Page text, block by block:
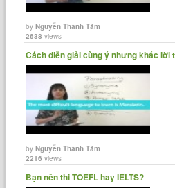
byNguyễn Thành Tâm
2638 views
Cách diễn giải cùng ý nhưng khác lời
byNguyễn Thành Tâm
2216 views
Bạn nên thi TOEFL hay IELTS?